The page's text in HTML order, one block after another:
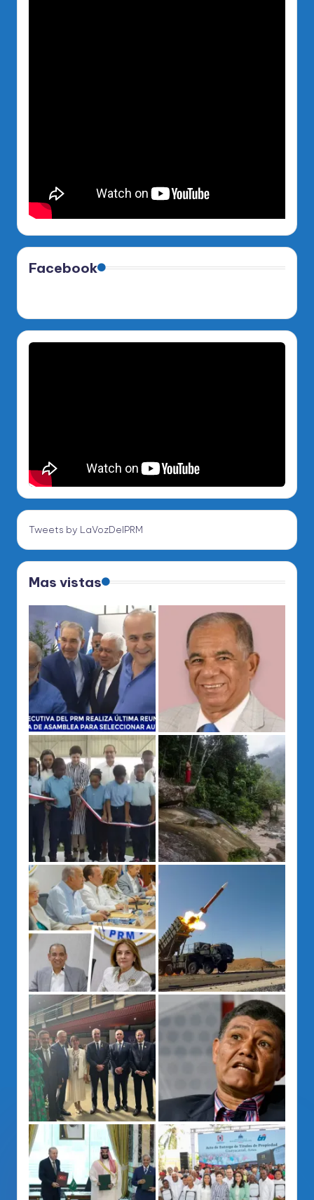
Facebook
Tweets by LaVozDelPRM
Mas vistas